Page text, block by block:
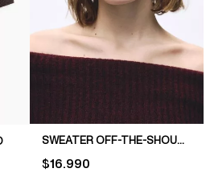
SWEATER OFF-THE-SHOULDER
PRICE:
$16.990